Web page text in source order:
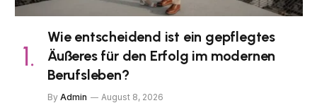
Wie entscheidend ist ein gepflegtes
Äußeres für den Erfolg im modernen
Berufsleben?
By Admin August 8, 2026